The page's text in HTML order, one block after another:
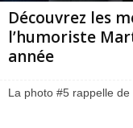
Découvrez les
l’humoriste
année
La photo #5 rappelle